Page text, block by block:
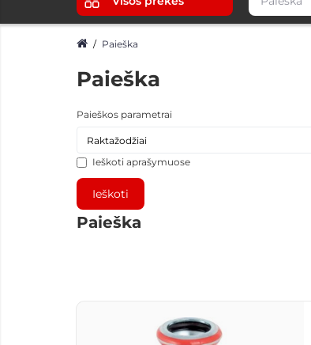
Paieška
Paieška
Paieškos parametrai
Ieškoti aprašymuose
Paieška